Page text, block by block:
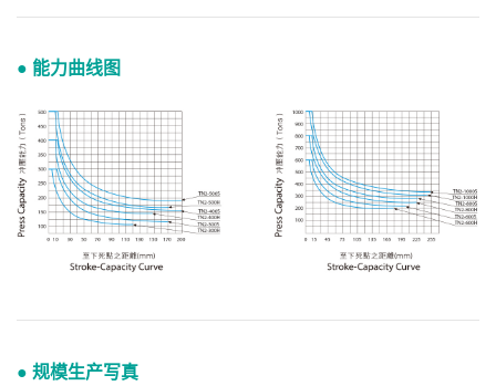
● 能力曲线图
● 规模生产写真